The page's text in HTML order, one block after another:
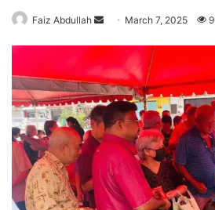
Faiz Abdullah
n
d
a
e
a
i
March 7, 2025